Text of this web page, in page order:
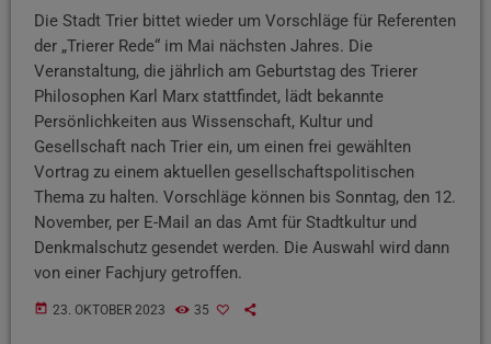
Die Stadt Trier bittet wieder um Vorschläge für Referenten
der „Trierer Rede“ im Mai nächsten Jahres. Die
Veranstaltung, die jährlich am Geburtstag des Trierer
Philosophen Karl Marx stattfindet, lädt bekannte
Persönlichkeiten aus Wissenschaft, Kultur und
Gesellschaft nach Trier ein, um einen frei gewählten
Vortrag zu einem aktuellen gesellschaftspolitischen
Thema zu halten. Vorschläge können bis Sonntag, den 12.
November, per E-Mail an das Amt für Stadtkultur und
Denkmalschutz gesendet werden. Die Auswahl wird dann
von einer Fachjury getroffen.
today 23. OKTOBER 2023 35